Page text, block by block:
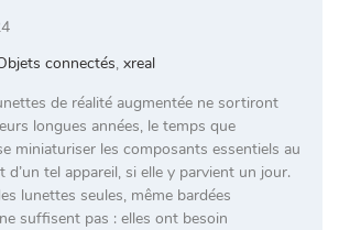
connectés, xreal
de réalité augmentée ne sortiront
longues années, le temps que
miniaturiser les composants essentiels au
tel appareil, si elle y parvient un jour.
lunettes seules, même bardées
suffisent pas : elles ont besoin